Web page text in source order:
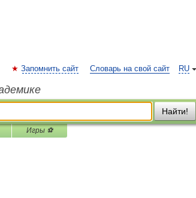
RU
Запомнить сайт Словарь на свой сайт
Найти!
Игры ⚽